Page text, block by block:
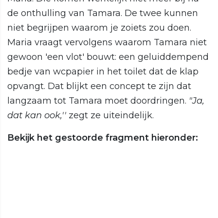
de onthulling van Tamara. De twee kunnen
niet begrijpen waarom je zoiets zou doen.
Maria vraagt vervolgens waarom Tamara niet
gewoon 'een vlot' bouwt: een geluiddempend
bedje van wcpapier in het toilet dat de klap
opvangt. Dat blijkt een concept te zijn dat
langzaam tot Tamara moet doordringen. "Ja,
dat kan ook,'' zegt ze uiteindelijk.
Bekijk het gestoorde fragment hieronder: